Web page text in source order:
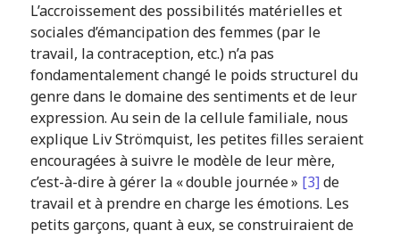
L’accroissement des possibilités matérielles et
sociales d’émancipation des femmes (par le
travail, la contraception, etc.) n’a pas
fondamentalement changé le poids structurel du
genre dans le domaine des sentiments et de leur
expression. Au sein de la cellule familiale, nous
explique Liv Strömquist, les petites filles seraient
encouragées à suivre le modèle de leur mère,
c’est-à-dire à gérer la « double journée » [3]de
travail et à prendre en charge les émotions. Les
petits garçons, quant à eux, se construiraient de